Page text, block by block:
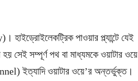
হাইড্রোইলেকট্রিক পাওয়ার প্ল্যান্টে যেই
হয় সেই সম্পূর্ণ পথ বা মাধ্যমকে ওয়াটার ওয়ে
ইত্যাদি ওয়াটার ওয়ে’র অন্তর্ভুক্ত।